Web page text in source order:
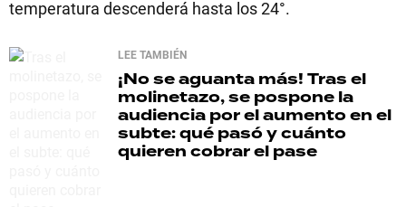
temperatura descenderá hasta los 24°.
LEE TAMBIÉN
¡No se aguanta más! Tras el
molinetazo, se pospone la
audiencia por el aumento en el
subte: qué pasó y cuánto
quieren cobrar el pase